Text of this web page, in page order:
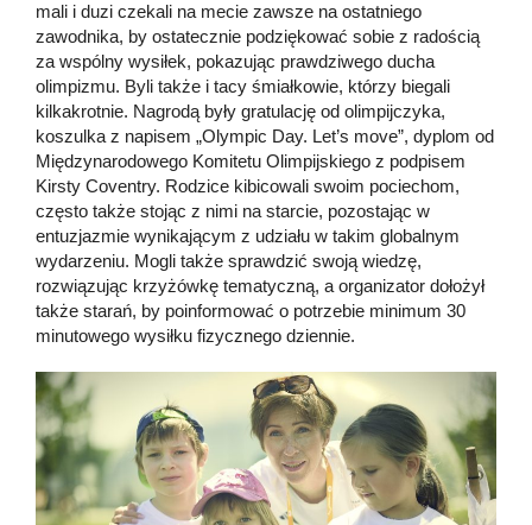
mali i duzi czekali na mecie zawsze na ostatniego
zawodnika, by ostatecznie podziękować sobie z radością
za wspólny wysiłek, pokazując prawdziwego ducha
olimpizmu. Byli także i tacy śmiałkowie, którzy biegali
kilkakrotnie. Nagrodą były gratulację od olimpijczyka,
koszulka z napisem „Olympic Day. Let’s move”, dyplom od
Międzynarodowego Komitetu Olimpijskiego z podpisem
Kirsty Coventry. Rodzice kibicowali swoim pociechom,
często także stojąc z nimi na starcie, pozostając w
entuzjazmie wynikającym z udziału w takim globalnym
wydarzeniu. Mogli także sprawdzić swoją wiedzę,
rozwiązując krzyżówkę tematyczną, a organizator dołożył
także starań, by poinformować o potrzebie minimum 30
minutowego wysiłku fizycznego dziennie.